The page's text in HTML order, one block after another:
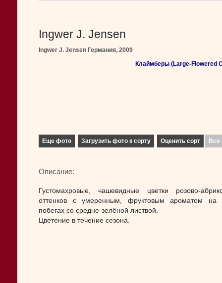
Ingwer J. Jensen
Ingwer J. Jensen Германия, 2009
Клаймберы (Large-Flowered
Еще фото Загрузить фото к сорту Оценить сорт Все
Описание:
Густомахровые, чашевидные цветки розово-
оттенков с умеренным, фруктовым ароматом на
побегах со средне-зелёной листвой.
Цветение в течение сезона.